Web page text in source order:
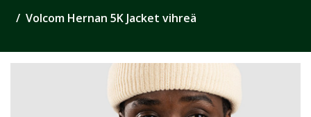
Volcom Hernan 5K Jacket vihreä